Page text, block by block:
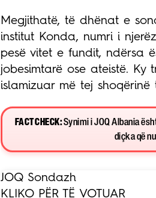
Megjithatë, të dhënat e
institut Konda, numri i
pesë vitet e fundit, ndërsa
jobesimtarë ose ateistë. Ky
islamizuar më tej shoqërinë
FACT CHECK:Synimi i JOQ Albania
diçka që
JOQ Sondazh
KLIKO PËR TË VOTUAR